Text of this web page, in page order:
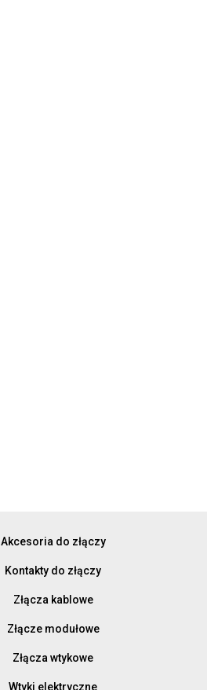
Akcesoria do złączy
Kontakty do złączy
Złącza kablowe
Złącze modułowe
Złącza wtykowe
Wtyki elektryczne